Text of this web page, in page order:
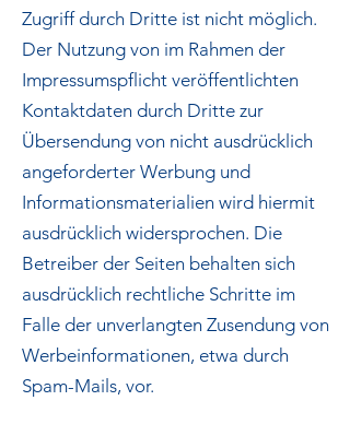
Zugriff durch Dritte ist nicht möglich.
Der Nutzung von im Rahmen der
Impressumspflicht veröffentlichten
Kontaktdaten durch Dritte zur
Übersendung von nicht ausdrücklich
angeforderter Werbung und
Informationsmaterialien wird hiermit
ausdrücklich widersprochen. Die
Betreiber der Seiten behalten sich
ausdrücklich rechtliche Schritte im
Falle der unverlangten Zusendung von
Werbeinformationen, etwa durch
Spam-Mails, vor.